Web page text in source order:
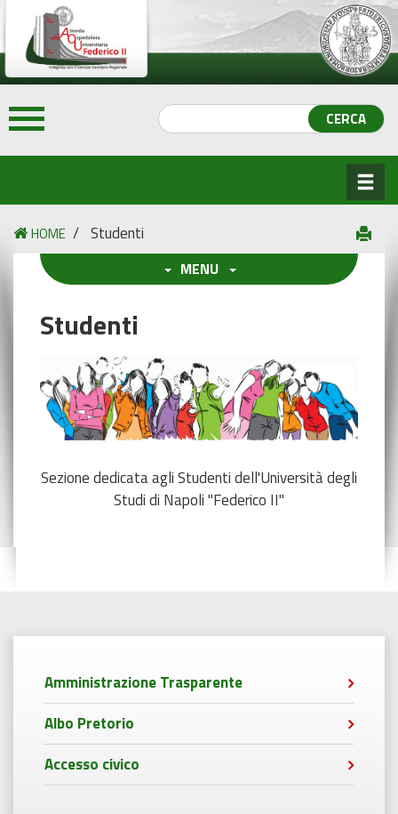
HOME / Studenti
MENU
Studenti
Sezione dedicata agli Studenti dell'Università degli
Studi di Napoli "Federico II"
Amministrazione Trasparente
Albo Pretorio
Accesso civico